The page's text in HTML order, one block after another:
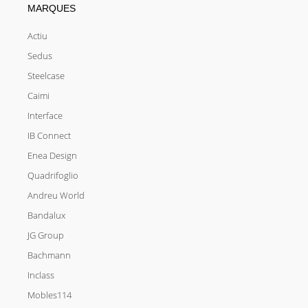
MARQUES
Actiu
Sedus
Steelcase
Caimi
Interface
IB Connect
Enea Design
Quadrifoglio
Andreu World
Bandalux
JG Group
Bachmann
Inclass
Mobles114